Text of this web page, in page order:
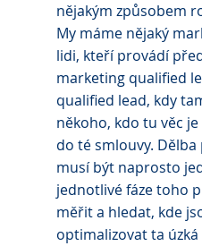
nějakým způsobem
My máme nějaký
lidi, kteří provádí
marketing qualified
qualified lead, kdy
někoho, kdo tu věc
do té smlouvy.
musí být naprosto
jednotlivé fáze toho
měřit a hledat, kde
optimalizovat ta